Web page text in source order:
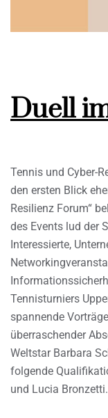
Duell
Tennis und Cyber-
den ersten Blick
Resilienz Forum“
des Events lud der
Interessierte,
Tennisturniers
spannende
überraschender
Weltstar Barbara
folgende
und Lucia Bronzetti.